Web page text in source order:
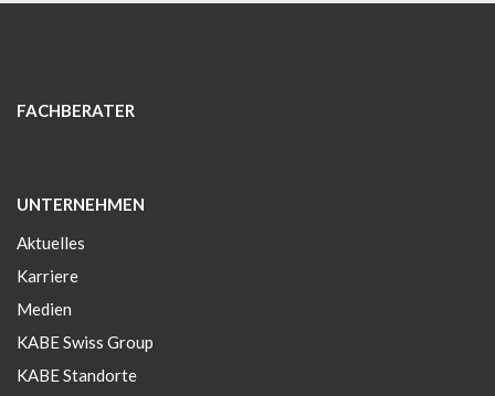
FACHBERATER
UNTERNEHMEN
Aktuelles
Karriere
Medien
KABE Swiss Group
KABE Standorte